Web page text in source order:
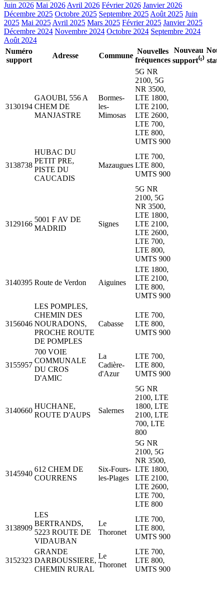
Juin 2026 Mai 2026 Avril 2026 Février 2026 Janvier 2026
Décembre 2025 Octobre 2025 Septembre 2025 Août 2025 Juin
2025 Mai 2025 Avril 2025 Mars 2025 Février 2025 Janvier 2025
Décembre 2024 Novembre 2024 Octobre 2024 Septembre 2024
Août 2024
Numéro
support
Adresse Commune
Nouvelles
fréquences
Nouveau
support⁽¹⁾
3130194
GAOUBI, 556 A
CHEM DE
MANJASTRE
Bormes-
les-
Mimosas
5G NR
2100, 5G
NR 3500,
LTE 1800,
LTE 2100,
LTE 2600,
LTE 700,
LTE 800,
UMTS 900
3138738
HUBAC DU
PETIT PRE,
PISTE DU
CAUCADIS
Mazaugues
LTE 700,
LTE 800,
UMTS 900
3129166
5001 F AV DE
MADRID
Signes
5G NR
2100, 5G
NR 3500,
LTE 1800,
LTE 2100,
LTE 2600,
LTE 700,
LTE 800,
UMTS 900
3140395 Route de Verdon Aiguines
LTE 1800,
LTE 2100,
LTE 800,
UMTS 900
3156046
LES POMPLES,
CHEMIN DES
NOURADONS,
PROCHE ROUTE
DE POMPLES
Cabasse
LTE 700,
LTE 800,
UMTS 900
3155957
700 VOIE
COMMUNALE
DU CROS
D'AMIC
La
Cadière-
d'Azur
LTE 700,
LTE 800,
UMTS 900
3140660
HUCHANE,
ROUTE D'AUPS
Salernes
5G NR
2100, LTE
1800, LTE
2100, LTE
700, LTE
800
3145940
612 CHEM DE
COURRENS
Six-Fours-
les-Plages
5G NR
2100, 5G
NR 3500,
LTE 1800,
LTE 2100,
LTE 2600,
LTE 700,
LTE 800
3138909
LES
BERTRANDS,
5223 ROUTE DE
VIDAUBAN
Le
Thoronet
LTE 700,
LTE 800,
UMTS 900
3152323
GRANDE
DARBOUSSIERE,
CHEMIN RURAL
Le
Thoronet
LTE 700,
LTE 800,
UMTS 900